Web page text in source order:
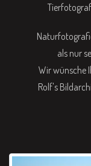
als nur
Wir wünsche
Rolf's